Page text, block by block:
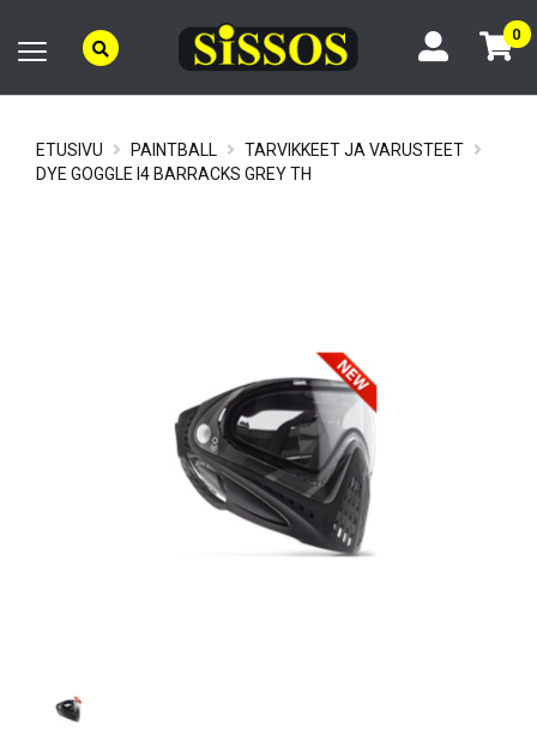
0
ETUSIVU PAINTBALL
TARVIKKEET JA VARUSTEET
DYE GOGGLE I4 BARRACKS GREY TH